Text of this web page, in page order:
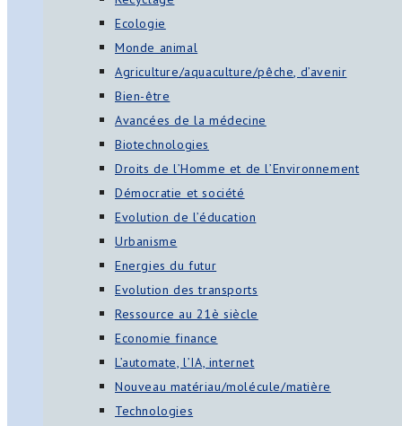
Ecologie
Monde animal
Agriculture/aquaculture/pêche, d’avenir
Bien-être
Avancées de la médecine
Biotechnologies
Droits de l’Homme et de l’Environnement
Démocratie et société
Evolution de l’éducation
Urbanisme
Energies du futur
Evolution des transports
Ressource au 21è siècle
Economie finance
L’automate, l’IA, internet
Nouveau matériau/molécule/matière
Technologies